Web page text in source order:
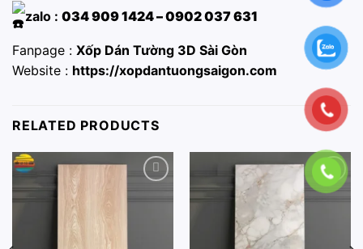
zalo : 034 909 1424 – 0902 037 631
Fanpage : Xốp Dán Tường 3D Sài Gòn
Website : https://xopdantuongsaigon.com
RELATED PRODUCTS
Add to